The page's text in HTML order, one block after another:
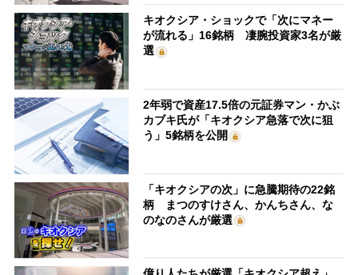
キオクシア・ショックで「次にマネー
が流れる」16銘柄 凄腕投資家3名が厳
選
2年弱で資産17.5倍の元証券マン・かぶ
カブキ氏が「キオクシア急落で次に狙
う」5銘柄を公開
「キオクシアの次」に急騰期待の22銘
柄 まつのすけさん、かんちさん、な
のなのさんが厳選